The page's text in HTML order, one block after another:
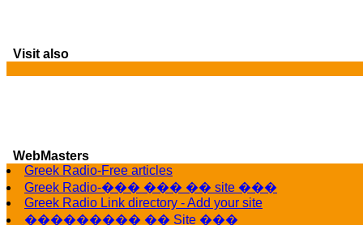
Visit also
WebMasters
Greek Radio-Free articles
Greek Radio-��� ��� �� site ���
Greek Radio Link directory - Add your site
��������� �� Site ���